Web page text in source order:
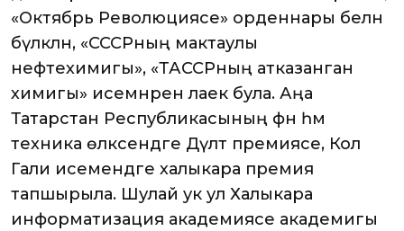
«Октябрь Революциясе» орденнары белән
бүләкләнә, «СССРның мактаулы
нефтехимигы», «ТАССРның атказанган
химигы» исемнәренә лаек була. Аңа
Татарстан Республикасының фән һәм
техника өлкәсендәге Дәүләт премиясе, Кол
Гали исемендәге халыкара премия
тапшырыла. Шулай ук ул Халыкара
информатизация академиясе академигы